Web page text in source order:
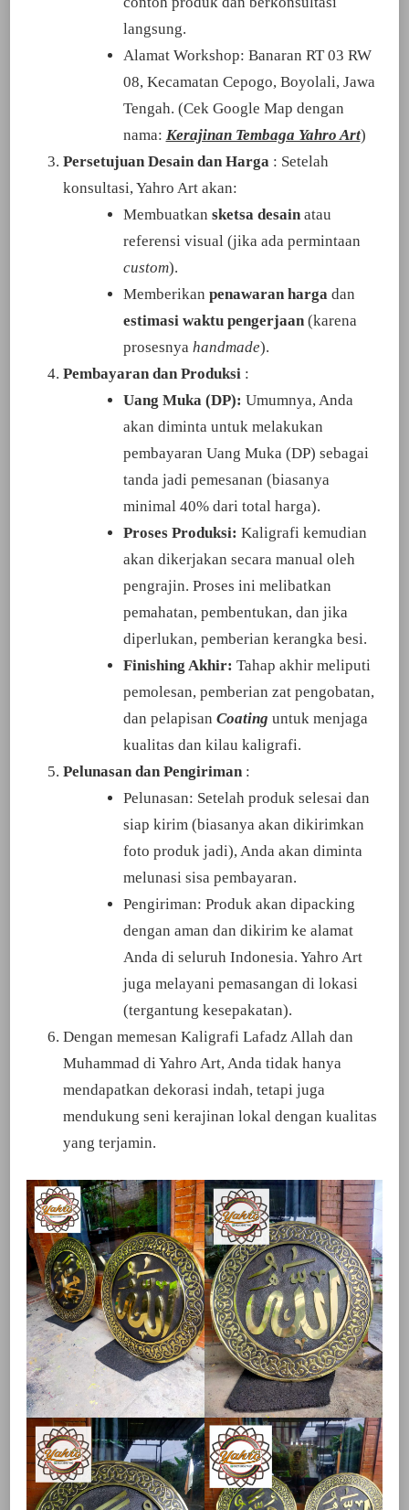
langsung.
Alamat Workshop: Banaran RT 03 RW
08, Kecamatan Cepogo, Boyolali, Jawa
Tengah. (Cek Google Map dengan
nama: Kerajinan Tembaga Yahro Art)
Persetujuan Desain dan Harga : Setelah
konsultasi, Yahro Art akan:
Membuatkan sketsa desainatau
referensi visual (jika ada permintaan
custom).
Memberikan penawaran hargadan
estimasi waktu pengerjaan(karena
prosesnya handmade).
Pembayaran dan Produksi :
Uang Muka (DP): Umumnya, Anda
akan diminta untuk melakukan
pembayaran Uang Muka (DP) sebagai
tanda jadi pemesanan (biasanya
minimal 40% dari total harga).
Proses Produksi: Kaligrafi kemudian
akan dikerjakan secara manual oleh
pengrajin. Proses ini melibatkan
pemahatan, pembentukan, dan jika
diperlukan, pemberian kerangka besi.
Finishing Akhir: Tahap akhir meliputi
pemolesan, pemberian zat pengobatan,
dan pelapisan Coating untuk menjaga
kualitas dan kilau kaligrafi.
Pelunasan dan Pengiriman:
Pelunasan: Setelah produk selesai dan
siap kirim (biasanya akan dikirimkan
foto produk jadi), Anda akan diminta
melunasi sisa pembayaran.
Pengiriman: Produk akan dipacking
dengan aman dan dikirim ke alamat
Anda di seluruh Indonesia. Yahro Art
juga melayani pemasangan di lokasi
(tergantung kesepakatan).
Dengan memesan Kaligrafi Lafadz Allah dan
Muhammad di Yahro Art, Anda tidak hanya
mendapatkan dekorasi indah, tetapi juga
mendukung seni kerajinan lokal dengan kualitas
yang terjamin.